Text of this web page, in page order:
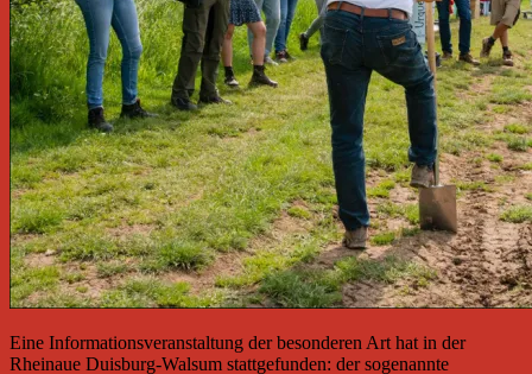
Eine Informationsveranstaltung der besonderen Art hat in der
Rheinaue Duisburg-Walsum stattgefunden: der sogenannte